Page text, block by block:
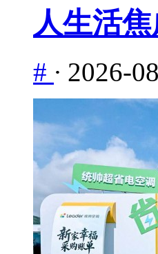
人生活
# · 2026-